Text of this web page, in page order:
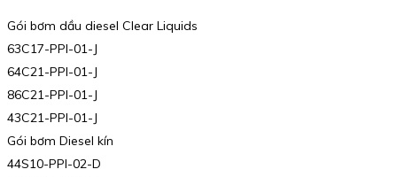
Gói bơm dầu diesel Clear Liquids
63C17-PPI-01-J
64C21-PPI-01-J
86C21-PPI-01-J
43C21-PPI-01-J
Gói bơm Diesel kín
44S10-PPI-02-D